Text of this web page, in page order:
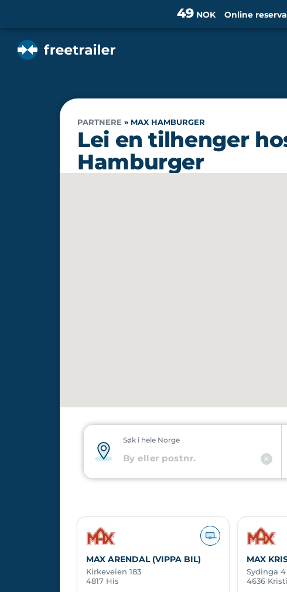
Online
49NOK
PARTNERE » MAX HAMBURGER
Lei en tilhenger
Hamburger
Søk i hele Norge
MAX ARENDAL (VIPPA BIL)
Kirkeveien 183
4817 His
MAX
Sydinga 4
4636